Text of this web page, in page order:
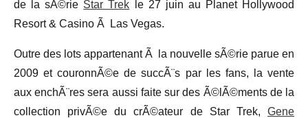
de la sÃ©rie Star Trek le 27 juin au Planet Hollywood
Resort & Casino Ã Las Vegas.
Outre des lots appartenant Ã la nouvelle sÃ©rie parue en
2009 et couronnÃ©e de succÃ¨s par les fans, la vente
aux enchÃ¨res sera aussi faite sur des Ã©lÃ©ments de la
collection privÃ©e du crÃ©ateur de Star Trek, Gene